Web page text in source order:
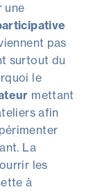
une
pas
surtout du
le
mettant
afin
La
les
à